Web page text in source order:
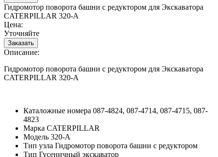
Гидромотор поворота башни с редуктором для Экскаватора
CATERPILLAR 320-A
Цена:
Уточняйте
Описание:
Гидромотор поворота башни с редуктором для Экскаватора
CATERPILLAR 320-A
Каталожные номера 087-4824, 087-4714, 087-4715, 087-
4823
Марка CATERPILLAR
Модель 320-A
Тип узла Гидромотор поворота башни с редуктором
Тип Гусеничный экскаватор